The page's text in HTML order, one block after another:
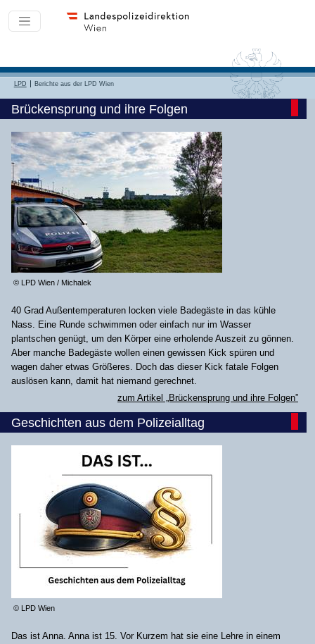
LPD Berichte aus der LPD Wien
Brückensprung und ihre Folgen
© LPD Wien / Michalek
40 Grad Außentemperaturen locken viele Badegäste in das kühle
Nass. Eine Runde schwimmen oder einfach nur im Wasser
plantschen genügt, um den Körper eine erholende Auszeit zu gönnen.
Aber manche Badegäste wollen einen gewissen Kick spüren und
wagen daher etwas Größeres. Doch das dieser Kick fatale Folgen
auslösen kann, damit hat niemand gerechnet.
zum Artikel „Brückensprung und ihre Folgen”
Geschichten aus dem Polizeialltag
© LPD Wien
Das ist Anna. Anna ist 15. Vor Kurzem hat sie eine Lehre in einem